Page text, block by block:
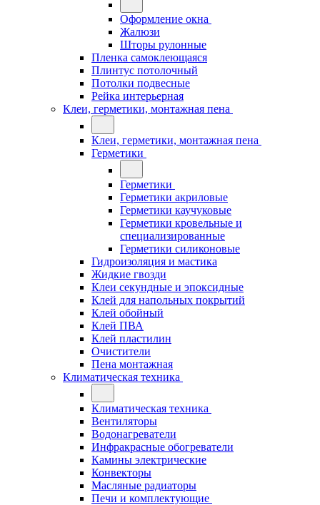
Оформление окна
Жалюзи
Шторы рулонные
Пленка самоклеющаяся
Плинтус потолочный
Потолки подвесные
Рейка интерьерная
Клеи, герметики, монтажная пена
Клеи, герметики, монтажная пена
Герметики
Герметики
Герметики акриловые
Герметики каучуковые
Герметики кровельные и
специализированные
Герметики силиконовые
Гидроизоляция и мастика
Жидкие гвозди
Клеи секундные и эпоксидные
Клей для напольных покрытий
Клей обойный
Клей ПВА
Клей пластилин
Очистители
Пена монтажная
Климатическая техника
Климатическая техника
Вентиляторы
Водонагреватели
Инфракрасные обогреватели
Камины электрические
Конвекторы
Масляные радиаторы
Печи и комплектующие